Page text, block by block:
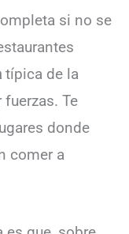
si no se
típica de la
Te
donde
comer a